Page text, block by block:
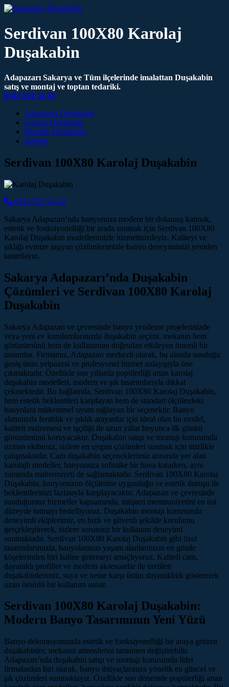
Serdivan 100X80 Karolaj
Duşakabin
Adapazarı Sakarya ve Tüm ilçelerinde imalattan Duşakabin
satış ve montaj ve toptan tedariki.
0543 501 54 34
Main Navigation
Adapazarı Duşakabin
Karasu Duşakabin
Hendek Duşakabin
İletişim
Serdivan 100X80 Karolaj Duşakabin
0543 501 54 34
Sakarya Adapazarı’nda banyonuza modern bir dokunuş katmak,
estetik ve fonksiyonelliği bir arada sunmak için Serdivan 100X80
Karolaj Duşakabin modellerimizle hizmetinizdeyiz. Kaliteyi ve
şıklığı evinize taşıyan çözümlerimizle banyo deneyiminizi yeniden
tanımlayın.
Sakarya Adapazarı’nda Duşakabin
Çözümleri ve Serdivan 100X80 Karolaj
Duşakabin
Sakarya Adapazarı ve çevresinde banyo yenileme projelerinizde
veya yeni ev kurulumlarınızda duşakabin seçimi, mekanın hem
görünümünü hem de kullanımını doğrudan etkileyen önemli bir
unsurdur. Firmamız, Adapazarı merkezli olarak, bu alanda sunduğu
geniş ürün yelpazesi ve profesyonel hizmet anlayışıyla öne
çıkmaktadır. Özellikle son yıllarda popülerliği artan karolaj
duşakabin modelleri, modern ve şık tasarımlarıyla dikkat
çekmektedir. Bu bağlamda, Serdivan 100X80 Karolaj Duşakabin,
hem estetik beklentileri karşılayan hem de standart ölçülerdeki
banyolara mükemmel uyum sağlayan bir seçenektir. Banyo
alanınızda ferahlık ve şıklık arayanlar için ideal olan bu model,
kaliteli malzemesi ve işçiliği ile uzun yıllar boyunca ilk günkü
görünümünü koruyacaktır. Duşakabin satışı ve montajı konusunda
uzman ekibimiz, sizlere en uygun çözümleri sunmak için titizlikle
çalışmaktadır. Cam duşakabin seçeneklerimiz arasında yer alan
karolajlı modeller, banyonuza sofistike bir hava katarken, aynı
zamanda mahremiyeti de sağlamaktadır. Serdivan 100X80 Karolaj
Duşakabin, banyonuzun ölçülerine uygunluğu ve estetik duruşu ile
beklentilerinizi fazlasıyla karşılayacaktır. Adapazarı ve çevresinde
sunduğumuz hizmetler kapsamında, müşteri memnuniyetini en üst
düzeyde tutmayı hedefliyoruz. Duşakabin montajı konusunda
deneyimli ekiplerimiz, en hızlı ve güvenli şekilde kurulumu
gerçekleştirerek, sizlere sorunsuz bir kullanım deneyimi
sunmaktadır. Serdivan 100X80 Karolaj Duşakabin gibi özel
tasarımlarımızla, banyolarınızı yaşam alanlarınızın en gözde
köşelerinden biri haline getirmeyi amaçlıyoruz. Kaliteli cam,
dayanıklı profiller ve modern aksesuarlar ile üretilen
duşakabinlerimiz, suya ve neme karşı üstün dayanıklılık göstererek
uzun ömürlü bir kullanım sunar.
Serdivan 100X80 Karolaj Duşakabin:
Modern Banyo Tasarımının Yeni Yüzü
Banyo dekorasyonunda estetik ve fonksiyonelliği bir araya getiren
duşakabinler, mekanın atmosferini tamamen değiştirebilir.
Adapazarı’nda duşakabin satışı ve montajı konusunda lider
firmalardan biri olarak, banyo ihtiyaçlarınıza yönelik en güncel ve
şık çözümleri sunmaktayız. Özellikle son dönemde popülerliği artan